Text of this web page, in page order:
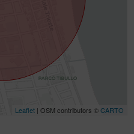
Leaflet| OSM contributors ©CARTO